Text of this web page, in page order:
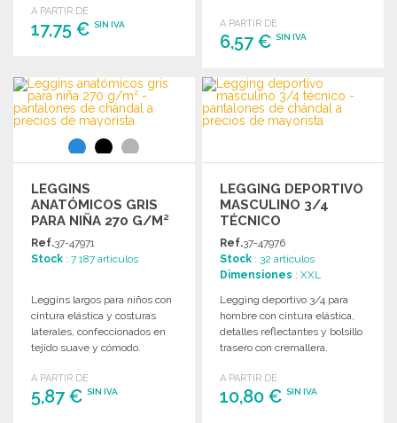
A PARTIR DE
17,75 € SIN IVA
Solicitar un presupuesto
A PARTIR DE
6,57 €SIN IVA
PEDIR
Solicitar un presupuesto
LEGGINS
ANATÓMICOS GRIS
PARA NIÑA 270 G/M²
A PRECIOS DE
MAYORISTA
Ref.37-47971
Stock : 7 187 artículos
Leggins largos para niños con
cintura elástica y costuras
laterales, confeccionados en
tejido suave y cómodo.
A PARTIR DE
5,87 € SIN IVA
LEGGING DEPORTIVO
MASCULINO 3/4
TÉCNICO
Ref.37-47976
Stock : 32 artículos
Dimensiones : XXL
Legging deportivo 3/4 para
hombre con cintura elástica,
detalles reflectantes y bolsillo
trasero con cremallera.
12% elastano.
A PARTIR DE
10,80 €SIN IVA